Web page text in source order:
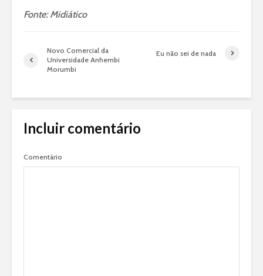
Fonte: Midiático
Novo Comercial da
Universidade Anhembi
Morumbi
Eu não sei de nada
Incluir comentário
Comentário